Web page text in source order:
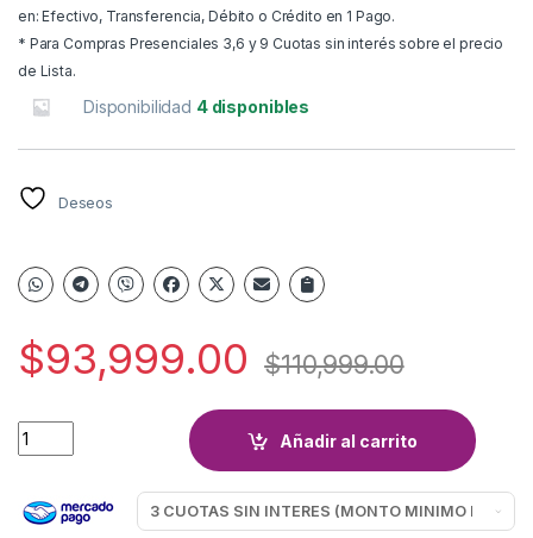
en: Efectivo, Transferencia, Débito o Crédito en 1 Pago.
* Para Compras Presenciales 3,6 y 9 Cuotas sin interés sobre el precio
de Lista.
Disponibilidad 4 disponibles
Deseos
$93,999.00 $110,999.00
NEBULIZADOR ULTRASONICO ASPEN NU320 quantity
Añadir al carrito